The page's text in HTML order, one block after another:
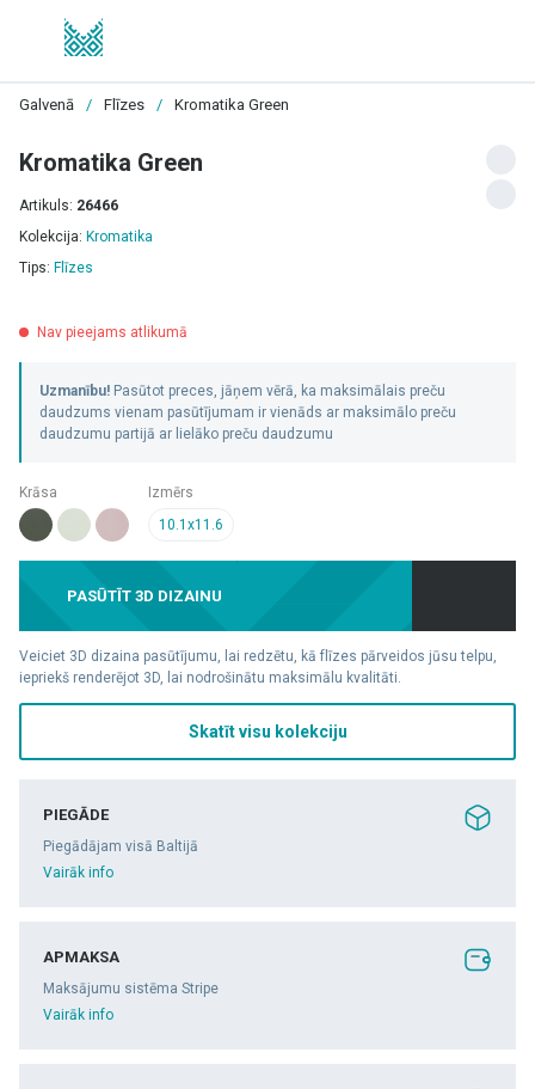
Galvenā / Flīzes / Kromatika Green
Kromatika Green
Artikuls: 26466
Kolekcija: Kromatika
Tips: Flīzes
Nav pieejams atlikumā
Uzmanību! Pasūtot preces, jāņem vērā, ka maksimālais preču
daudzums vienam pasūtījumam ir vienāds ar maksimālo preču
daudzumu partijā ar lielāko preču daudzumu
Krāsa
Izmērs
10.1x11.6
PASŪTĪT 3D DIZAINU
Veiciet 3D dizaina pasūtījumu, lai redzētu, kā flīzes pārveidos jūsu telpu,
iepriekš renderējot 3D, lai nodrošinātu maksimālu kvalitāti.
Skatīt visu kolekciju
PIEGĀDE
Piegādājam visā Baltijā
Vairāk info
APMAKSA
Maksājumu sistēma Stripe
Vairāk info